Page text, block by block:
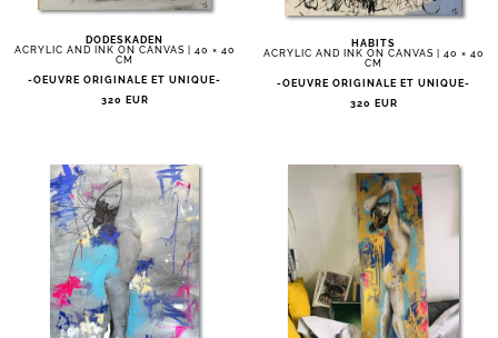
DODESKADEN
ACRYLIC AND INK ON CANVAS | 40 × 40
CM
-OEUVRE ORIGINALE ET UNIQUE-
320 EUR
HABITS
ACRYLIC AND INK ON CANVAS | 40 × 40
CM
-OEUVRE ORIGINALE ET UNIQUE-
320 EUR